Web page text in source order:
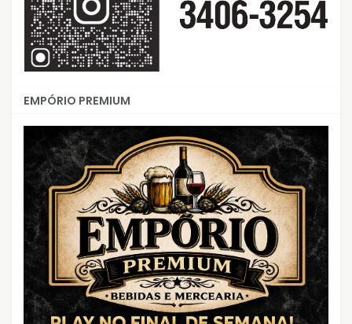
EMPÓRIO PREMIUM